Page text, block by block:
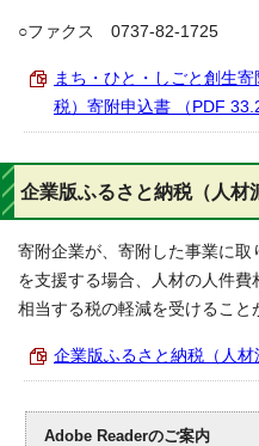
○ファクス 0737-82-1725
まち・ひと・しごと創生
税）寄附申込書 （PDF
企業版ふるさと納税（人材
寄附企業が、寄附した事業に
を支援する場合、人材の人件
相当する税の軽減を受けること
企業版ふるさと納税（人材
Adobe Readerのご案内